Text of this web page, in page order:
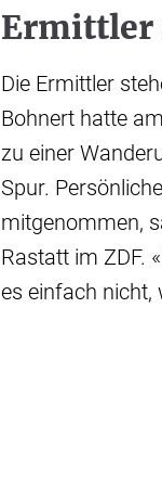
Ermittler
Die Ermittler
Bohnert hatte
zu einer
Spur.
mitgenommen,
Rastatt im ZDF.
es einfach nicht,